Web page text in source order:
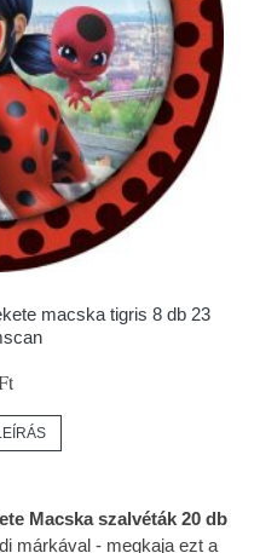
macska tigris 8 db 23
Macska szalvéták 20 db
márkával - megkaja ezt a